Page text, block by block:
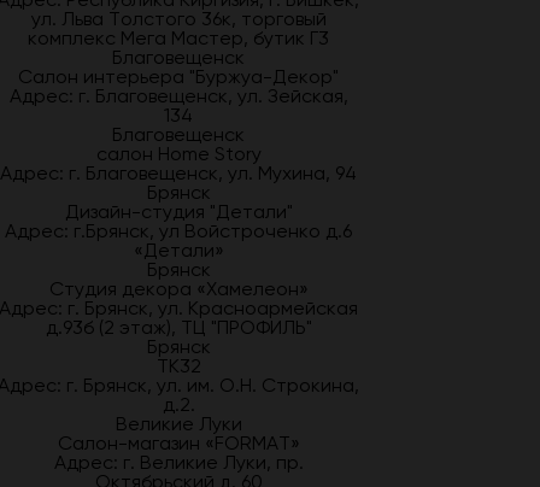
ул. Льва Толстого 36к, торговый
комплекс Мега Мастер, бутик Г3
Благовещенск
Салон интерьера "Буржуа-Декор"
Адрес: г. Благовещенск, ул. Зейская,
134
Благовещенск
салон Home Story
Адрес: г. Благовещенск, ул. Мухина, 94
Брянск
Дизайн-студия "Детали"
Адрес: г.Брянск, ул Войстроченко д.6
«Детали»
Брянск
Студия декора «Хамелеон»
Адрес: г. Брянск, ул. Красноармейская
д.93б (2 этаж), ТЦ "ПРОФИЛЬ"
Брянск
ТК32
г. Брянск, ул. им. О.Н. Строкина,
д.2.
Великие Луки
Салон-магазин «FORMAT»
Адрес: г. Великие Луки, пр.
Октябрьский д. 60